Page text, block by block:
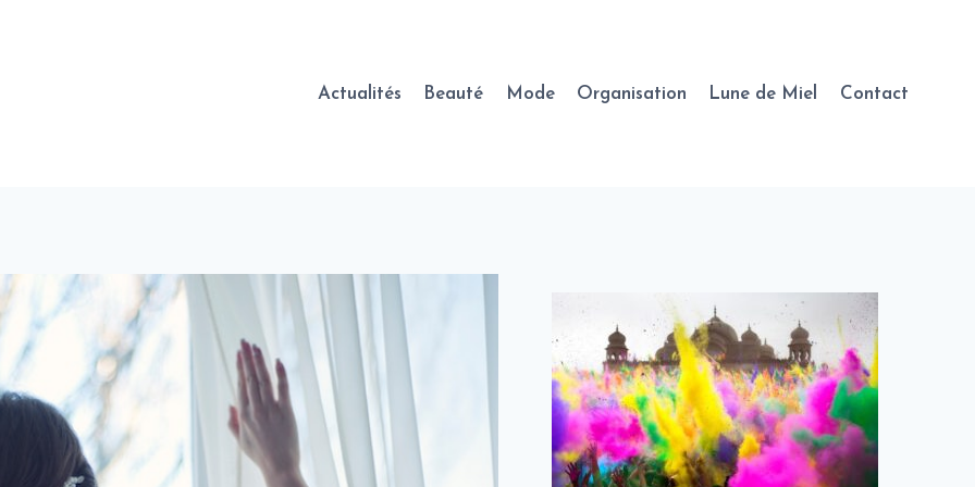
Actualités Beauté Mode Organisation Lune de Miel Contact